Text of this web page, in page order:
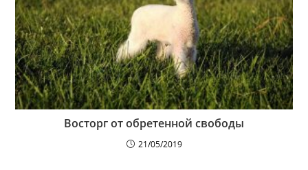
Восторг от обретенной свободы
21/05/2019